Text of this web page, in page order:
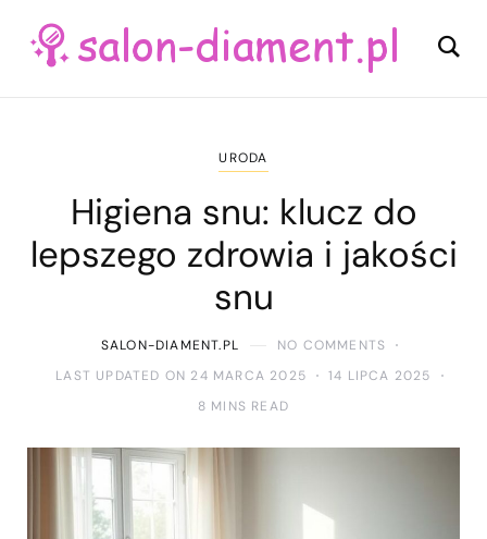
URODA
Higiena snu: klucz do
lepszego zdrowia i jakości
snu
SALON-DIAMENT.PL
NO COMMENTS
LAST UPDATED ON 24 MARCA 2025
14 LIPCA 2025
8 MINS READ